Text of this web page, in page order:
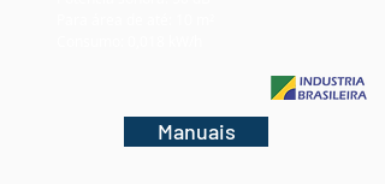
Manuais